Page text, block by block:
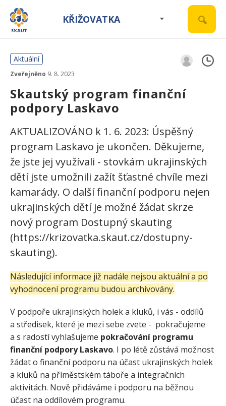
KŘIŽOVATKA
Aktuální
Zveřejněno 9. 8. 2023
Skautský program finanční
podpory Laskavo
AKTUALIZOVÁNO k 1. 6. 2023: Úspěšný
program Laskavo je ukončen. Děkujeme,
že jste jej využívali - stovkám ukrajinských
dětí jste umožnili zažít šťastné chvíle mezi
kamarády. O další finanční podporu nejen
ukrajinských dětí je možné žádat skrze
nový program Dostupný skauting
(https://krizovatka.skaut.cz/dostupny-
skauting).
Následující informace již nadále nejsou aktuální a po
vyhodnocení programu budou archivovány.
V podpoře ukrajinských holek a kluků, i vás - oddílů
a středisek, které je mezi sebe zvete - pokračujeme
a s radostí vyhlašujeme pokračování programu
finanční podpory Laskavo. I po létě zůstává možnost
žádat o finanční podporu na účast ukrajinských holek
a kluků na příměstském táboře a integračních
aktivitách. Nově přidáváme i podporu na běžnou
účast na oddílovém programu.